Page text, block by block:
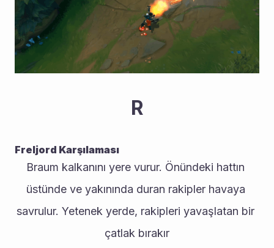
R
Freljord Karşılaması
Braum kalkanını yere vurur. Önündeki hattın
üstünde ve yakınında duran rakipler havaya
savrulur. Yetenek yerde, rakipleri yavaşlatan bir
çatlak bırakır